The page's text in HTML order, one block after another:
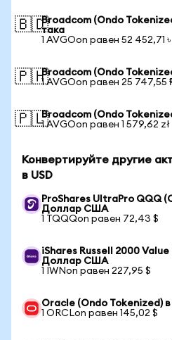
🇧🇩Broadcom (Ondo
така
1 AVGOon равен 52 452,71 ৳
🇵🇭Broadcom (Ondo
1 AVGOon равен 25 747,55
🇵🇱Broadcom (Ondo
1 AVGOon равен 1 579,62 zł
Конвертируйте другие
в USD
ProShares UltraPro QQQ
Доллар США
1 TQQQon равен 72,43 $
iShares Russell 2000
Доллар США
1 IWNon равен 227,95 $
Oracle (Ondo Tokenized)
1 ORCLon равен 145,02 $